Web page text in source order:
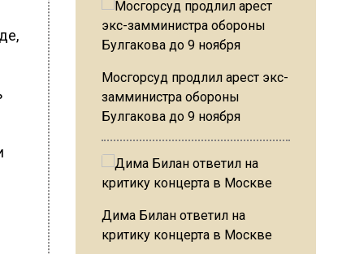
Мосгорсуд продлил арест экс-
замминистра обороны
Булгакова до 9 ноября
Дима Билан ответил на
критику концерта в Москве